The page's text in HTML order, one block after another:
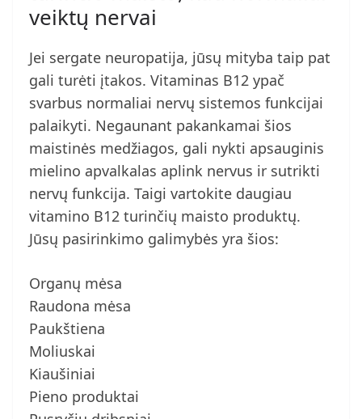
veiktų nervai
Jei sergate neuropatija, jūsų mityba taip pat
gali turėti įtakos. Vitaminas B12 ypač
svarbus normaliai nervų sistemos funkcijai
palaikyti. Negaunant pakankamai šios
maistinės medžiagos, gali nykti apsauginis
mielino apvalkalas aplink nervus ir sutrikti
nervų funkcija. Taigi vartokite daugiau
vitamino B12 turinčių maisto produktų.
Jūsų pasirinkimo galimybės yra šios:
Organų mėsa
Raudona mėsa
Paukštiena
Moliuskai
Kiaušiniai
Pieno produktai